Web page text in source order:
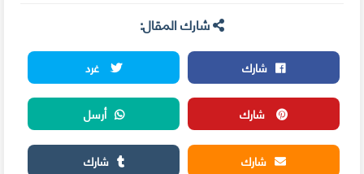
شارك المقال:
شارك
غرد
شارك
أرسل
شارك
شارك